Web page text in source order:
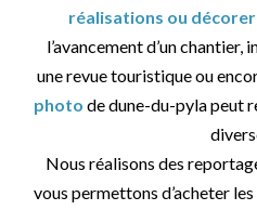
réalisations ou
l’avancement d’un
une revue touristique ou
photo de dune-du-pyla peut
Nous réalisons des
vous permettons d’acheter